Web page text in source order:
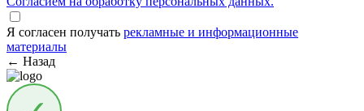
Я согласен получать рекламные и информационные
материалы
← Назад